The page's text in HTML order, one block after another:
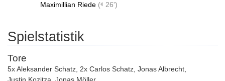
Maximillian Riede ( 26')
Spielstatistik
Tore
5x Aleksander Schatz 2x Carlos Schatz Jonas Albrecht